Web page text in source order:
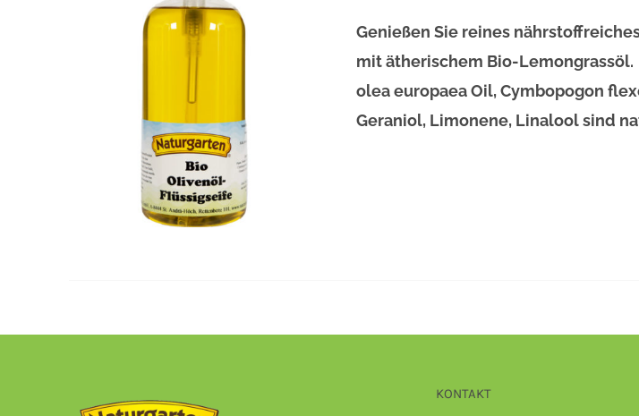
BESCHREIBUNG
Genießen Sie reines
mit ätherischem Bio-
olea europaea Oil, Cymbopogon
Geraniol, Limonene, Linalool sind
KONTAKT